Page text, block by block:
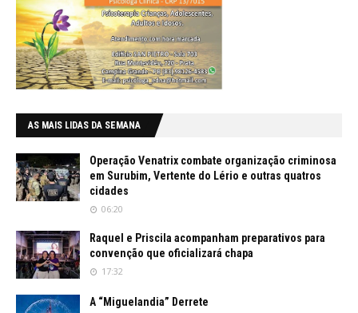
AS MAIS LIDAS DA SEMANA
Operação Venatrix combate organização criminosa
em Surubim, Vertente do Lério e outras quatros
cidades
06:20
Raquel e Priscila acompanham preparativos para
convenção que oficializará chapa
17:32
A “Miguelandia” Derrete